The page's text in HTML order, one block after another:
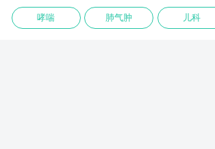
哮喘 肺气肿 儿科